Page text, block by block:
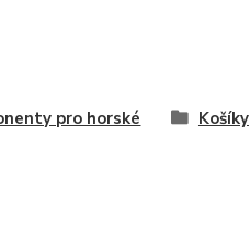
pro horské
Košíky